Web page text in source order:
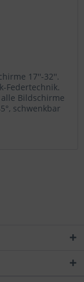
17''-32''.
Federtechnik.
Bildschirme
schwenkbar